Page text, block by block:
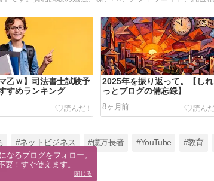
マ乙ｗ】司法書士試験予
すめランキング
2025年を振り返って。【しれ
っとブログの備忘録】
8ヶ月前
#ネットビジネス #億万長者 #YouTube #教育
なるブログをフォロー。
要！すぐ使えます。
閉じる